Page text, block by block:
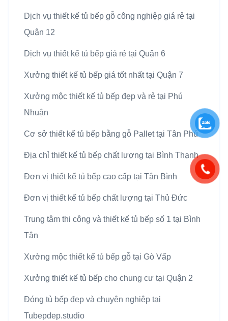
Dịch vụ thiết kế tủ bếp gỗ công nghiệp giá rẻ tại
Quận 12
Dịch vụ thiết kế tủ bếp giá rẻ tại Quận 6
Xưởng thiết kế tủ bếp giá tốt nhất tại Quận 7
Xưởng mộc thiết kế tủ bếp đẹp và rẻ tại Phú
Nhuận
Cơ sở thiết kế tủ bếp bằng gỗ Pallet tại Tân Phú
Địa chỉ thiết kế tủ bếp chất lượng tại Bình Thạnh
Đơn vị thiết kế tủ bếp cao cấp tại Tân Bình
Đơn vị thiết kế tủ bếp chất lượng tại Thủ Đức
Trung tâm thi công và thiết kế tủ bếp số 1 tại Bình
Tân
Xưởng mộc thiết kế tủ bếp gỗ tại Gò Vấp
Xưởng thiết kế tủ bếp cho chung cư tại Quận 2
Đóng tủ bếp đẹp và chuyên nghiệp tại
Tubepdep.studio